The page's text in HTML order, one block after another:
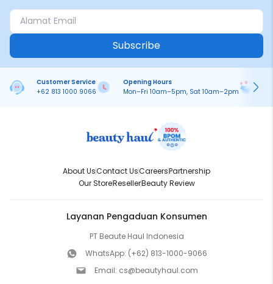
Subscribe
Customer Service
+62 813 1000 9066
Opening Hours
Mon–Fri 10am–5pm, Sat 10am–2pm
About UsContact UsCareersPartnership
Our StoreResellerBeauty Review
Layanan Pengaduan Konsumen
PT Beaute Haul Indonesia
WhatsApp: (+62) 813-1000-9066
Email: cs@beautyhaul.com